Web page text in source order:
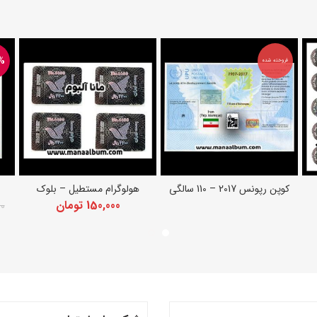
فروخته شده
اطلاعات بیشترکوپن رپونس 2017 – 110 سالگی افزودن به سبد خرید
هولوگرام مستطیل – بلوک
150,000 تومان